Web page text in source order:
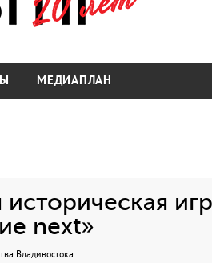
МЕДИАПЛАН
историческая
next»
Владивостока